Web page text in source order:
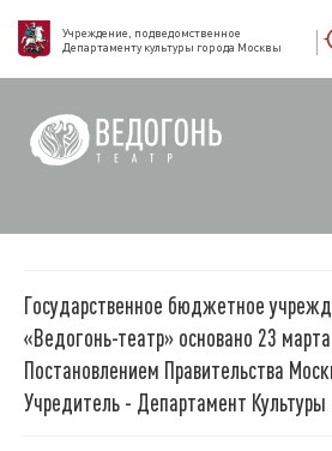
Учреждение, подведомственное
Департаменту культуры города Москвы
Государственное бюджетное
«Ведогонь-театр» основано 23
Постановлением Правительства
Учредитель - Департамент